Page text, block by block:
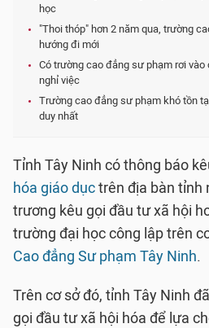
học
"Thoi thóp" hơn 2 năm qua, trường
hướng đi mới
Có trường cao đẳng sư phạm rơi vào
nghỉ việc
Trường cao đẳng sư phạm khó tồn
duy nhất
Tỉnh Tây Ninh có thông báo
hóa giáo dụctrên địa bàn tỉnh
trương kêu gọi đầu tư xã hội
trường đại học công lập trên
Cao đẳng Sư phạm Tây Ninh.
Trên cơ sở đó, tỉnh Tây Ninh
gọi đầu tư xã hội hóa để lựa